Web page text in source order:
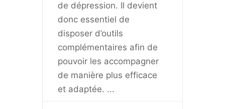
de dépression. Il devient
donc essentiel de
disposer d’outils
complémentaires afin de
pouvoir les accompagner
de manière plus efficace
et adaptée. ...